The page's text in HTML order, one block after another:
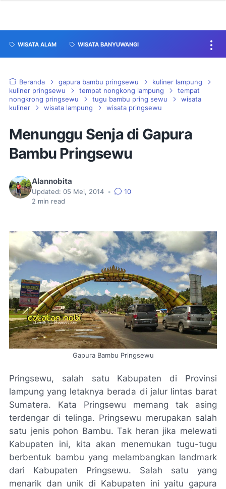
WISATA ALAM WISATA BANYUWANGI
Beranda gapura bambu pringsewu
kuliner lampung
kuliner pringsewu
tempat nongkong lampung
tempat
nongkrong pringsewu
tugu bambu pring sewu
wisata
kuliner
wisata lampung wisata pringsewu
Menunggu Senja di Gapura
Bambu Pringsewu
Alannobita
Updated: 05 Mei, 2014 •
10
2 min read
Gapura Bambu Pringsewu
Pringsewu, salah satu Kabupaten di Provinsi
lampung yang letaknya berada di jalur lintas barat
Sumatera. Kata Pringsewu memang tak asing
terdengar di telinga. Pringsewu merupakan salah
satu jenis pohon Bambu. Tak heran jika melewati
Kabupaten ini, kita akan menemukan tugu-tugu
berbentuk bambu yang melambangkan landmark
dari Kabupaten Pringsewu. Salah satu yang
menarik dan unik di Kabupaten ini yaitu gapura